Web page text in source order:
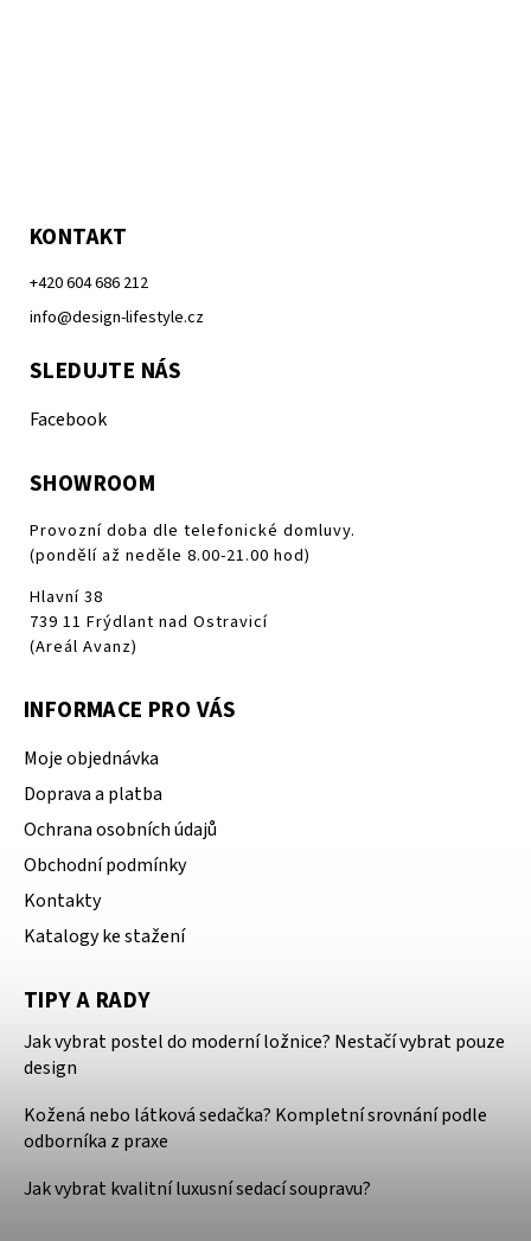
KONTAKT
+420 604 686 212
info@design-lifestyle.cz
SLEDUJTE NÁS
Facebook
SHOWROOM
Provozní doba dle telefonické domluvy.
(pondělí až neděle 8.00-21.00 hod)
Hlavní 38
739 11 Frýdlant nad Ostravicí
(Areál Avanz)
INFORMACE PRO VÁS
Moje objednávka
Doprava a platba
Ochrana osobních údajů
Obchodní podmínky
Kontakty
Katalogy ke stažení
TIPY A RADY
Jak vybrat postel do moderní ložnice? Nestačí vybrat pouze
design
Kožená nebo látková sedačka? Kompletní srovnání podle
odborníka z praxe
Jak vybrat kvalitní luxusní sedací soupravu?